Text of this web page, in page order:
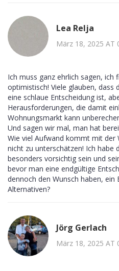
Lea Relja
März 18, 2025 AT
Ich muss ganz ehrlich sagen, ich
optimistisch! Viele glauben, dass
eine schlaue Entscheidung ist,
Herausforderungen, die damit
Wohnungsmarkt kann
Und sagen wir mal, man hat
Wie viel Aufwand kommt mit der
nicht zu unterschätzen! Ich habe
besonders vorsichtig sein und
bevor man eine endgültige
dennoch den Wunsch haben, ein
Alternativen?
Jörg Gerlach
März 18, 2025 AT